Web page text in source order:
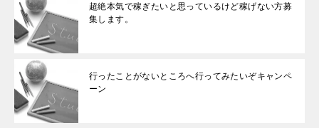
超絶本気で稼ぎたいと思っているけど稼げない方募
集します。
行ったことがないところへ行ってみたいぞキャンペ
ーン